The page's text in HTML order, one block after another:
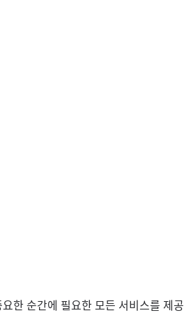
한 순간에 필요한 모든 서비스를 제공